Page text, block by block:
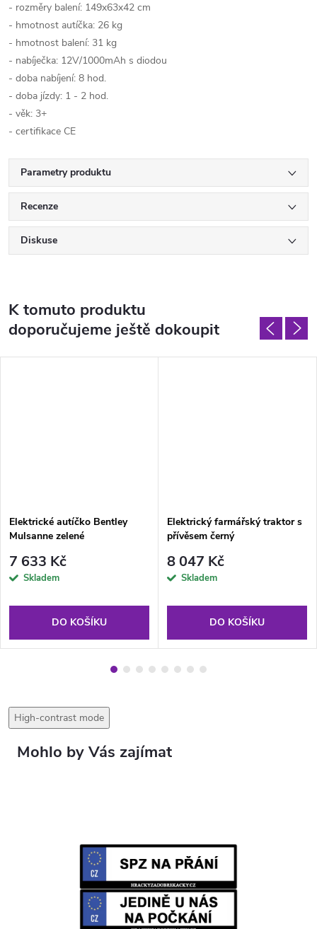
- rozměry balení: 149x63x42 cm
- hmotnost autíčka: 26 kg
- hmotnost balení: 31 kg
- nabíječka: 12V/1000mAh s diodou
- doba nabíjení: 8 hod.
- doba jízdy: 1 - 2 hod.
- věk: 3+
- certifikace CE
Parametry produktu
Recenze
Diskuse
K tomuto produktu
doporučujeme ještě dokoupit
Elektrické autíčko Bentley
Mulsanne zelené
7 633 Kč
Skladem
DO KOŠÍKU
Elektrický farmářský traktor s
přívěsem černý
8 047 Kč
Skladem
DO KOŠÍKU
High-contrast mode